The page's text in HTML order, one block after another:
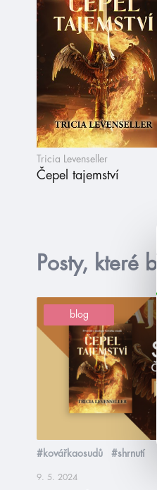
Tricia Levenseller
Čepel tajemství
Posty, které
blog
#kovářkaosudů #shrnutí
9. 5. 2024